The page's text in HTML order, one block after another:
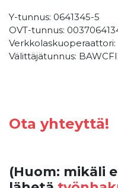
Y-tunnus: 0641345-5
OVT-tunnus:
Verkkolaskuoperaattori:
Välittäjätunnus:
Ota yhteyttä!
(Huom: mikäli